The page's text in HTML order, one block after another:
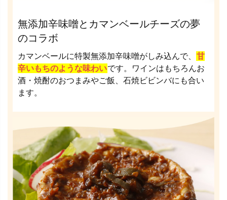
無添加辛味噌とカマンベールチーズの夢
のコラボ
カマンベールに特製無添加辛味噌がしみ込んで、 甘
辛いもちのような味わいです。ワインはもちろんお
酒・焼酎のおつまみやご飯、石焼ビビンバにも合い
ます。